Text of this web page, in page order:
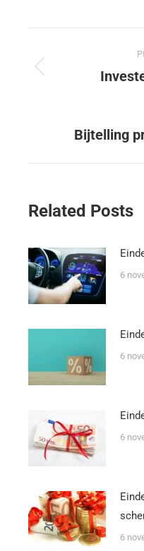
Bijtelling
Related Posts
6
6
6
6